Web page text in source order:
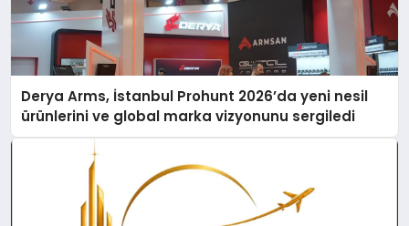
Derya Arms, İstanbul Prohunt 2026’da yeni nesil
ürünlerini ve global marka vizyonunu sergiledi